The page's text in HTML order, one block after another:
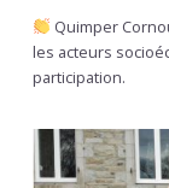
Quimper
les acteurs
participation.